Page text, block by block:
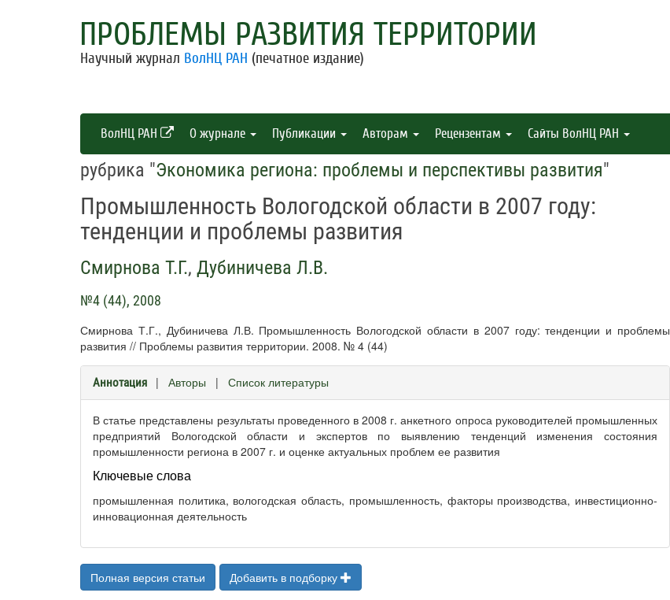
ПРОБЛЕМЫ РАЗВИТИЯ ТЕРРИТОРИИ
Научный журнал ВолНЦ РАН (печатное издание)
ВолНЦ РАН О журнале Публикации Авторам Рецензентам Сайты ВолНЦ РАН
рубрика "Экономика региона: проблемы и перспективы развития"
Промышленность Вологодской области в 2007 году:
тенденции и проблемы развития
Смирнова Т.Г., Дубиничева Л.В.
№4 (44), 2008
Смирнова Т.Г., Дубиничева Л.В. Промышленность Вологодской области в 2007 году: тенденции и проблемы
развития // Проблемы развития территории. 2008. № 4 (44)
Аннотация | Авторы | Список литературы
В статье представлены результаты проведенного в 2008 г. анкетного опроса руководителей промышленных
предприятий Вологодской области и экспертов по выявлению тенденций изменения состояния
промышленности региона в 2007 г. и оценке актуальных проблем ее развития
Ключевые слова
промышленная политика, вологодская область, промышленность, факторы производства, инвестиционно-
инновационная деятельность
Полная версия статьи Добавить в подборку